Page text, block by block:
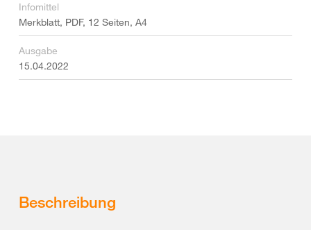
Infomittel
Merkblatt, PDF, 12 Seiten, A4
Ausgabe
15.04.2022
Beschreibung